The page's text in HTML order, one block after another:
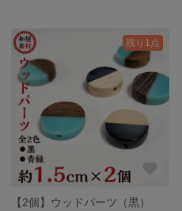
残り1点
【2個】ウッドパーツ（黒）